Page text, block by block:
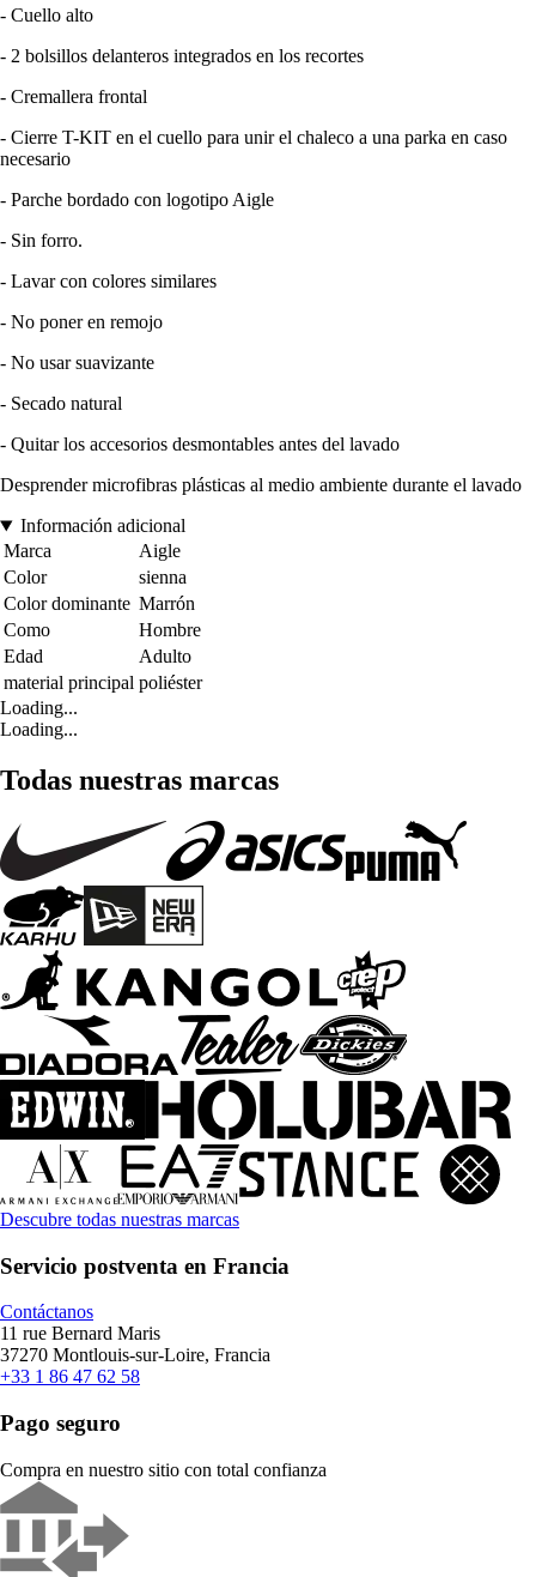
- Cuello alto
- 2 bolsillos delanteros integrados en los recortes
- Cremallera frontal
- Cierre T-KIT en el cuello para unir el chaleco a una parka en caso
necesario
- Parche bordado con logotipo Aigle
- Sin forro.
- Lavar con colores similares
- No poner en remojo
- No usar suavizante
- Secado natural
- Quitar los accesorios desmontables antes del lavado
Desprender microfibras plásticas al medio ambiente durante el lavado
Información adicional
Marca
Aigle
Color
sienna
Color dominante Marrón
Como
Hombre
Edad
Adulto
material principal poliéster
Loading...
Loading...
Todas nuestras marcas
Descubre todas nuestras marcas
Servicio postventa en Francia
Contáctanos
11 rue Bernard Maris
37270 Montlouis-sur-Loire, Francia
+33 1 86 47 62 58
Pago seguro
Compra en nuestro sitio con total confianza